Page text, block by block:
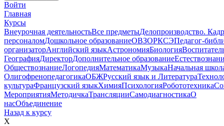
Войти
Главная
Курсы
Внеурочная деятельностьВсе предметыДелопроизводство.
персоналомДошкольное образованиеОВЗОРКСЭПедагог-
организаторАнглийский языкАстрономияБиология
ГеографияДиректорДополнительное образование
ОбществознаниеЛогопедияМатематикаМузыкаНачальная
ОлигофренопедагогикаОБЖРусский язык и Литература
культураФранцузский языкХимияПсихологияРобототехника
МероприятияМетодичкаТрансляцииСамодиагностикаО
насОбъединение
Назад к курсу
X